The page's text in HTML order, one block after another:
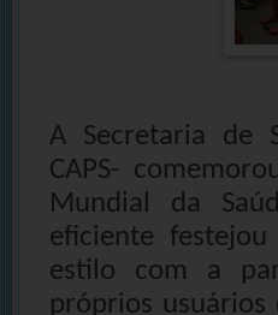
A Secretaria de
CAPS-
Mundial da
eficiente
estilo com a
próprios usuários